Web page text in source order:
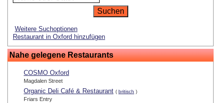
Weitere Suchoptionen
Restaurant in Oxford hinzufügen
Nahe gelegene Restaurants
COSMO Oxford
Magdalen Street
Organic Deli Café & Restaurant ( britisch )
Friars Entry